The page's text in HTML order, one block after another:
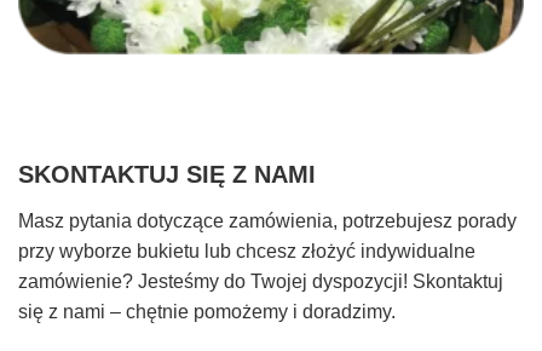
SKONTAKTUJ SIĘ Z NAMI
Masz pytania dotyczące zamówienia, potrzebujesz porady
przy wyborze bukietu lub chcesz złożyć indywidualne
zamówienie? Jesteśmy do Twojej dyspozycji! Skontaktuj
się z nami – chętnie pomożemy i doradzimy.